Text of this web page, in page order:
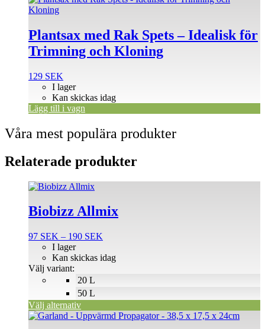
Plantsax med Rak Spets – Idealisk för
Trimning och Kloning
129 SEK
I lager
Kan skickas idag
Lägg till i vagn
Våra mest populära produkter
Relaterade produkter
Biobizz Allmix
97 SEK – 190 SEK
till
20 L
50 L
I lager
Kan skickas idag
Välj variant:
Välj alternativ
Den
produkten
har
varianter.
olika
alternativen
på
produktsidan